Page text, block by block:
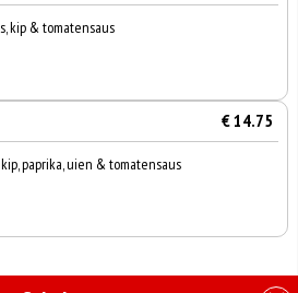
kip & tomatensaus
€ 14.75
paprika, uien & tomatensaus